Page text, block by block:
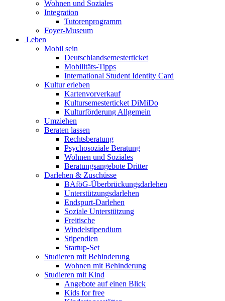
Wohnen und Soziales
Integration
Tutorenprogramm
Foyer-Museum
Leben
Mobil sein
Deutschlandsemesterticket
Mobilitäts-Tipps
International Student Identity Card
Kultur erleben
Kartenvorverkauf
Kultursemesterticket DiMiDo
Kulturförderung Allgemein
Umziehen
Beraten lassen
Rechtsberatung
Psychosoziale Beratung
Wohnen und Soziales
Beratungsangebote Dritter
Darlehen & Zuschüsse
BAföG-Überbrückungsdarlehen
Unterstützungsdarlehen
Endspurt-Darlehen
Soziale Unterstützung
Freitische
Windelstipendium
Stipendien
Startup-Set
Studieren mit Behinderung
Wohnen mit Behinderung
Studieren mit Kind
Angebote auf einen Blick
Kids for free